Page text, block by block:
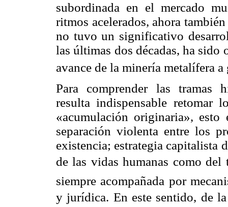
subordinada en el mercado
ritmos acelerados, ahora
no tuvo un significativo
las últimas dos décadas, ha
avance de la minería metalífera a
Para comprender las tramas
resulta indispensable retomar
«acumulación originaria»,
separación violenta entre los
existencia; estrategia capitalista
de las vidas humanas como del
siempre acompañada por
y jurídica. En este sentido, de